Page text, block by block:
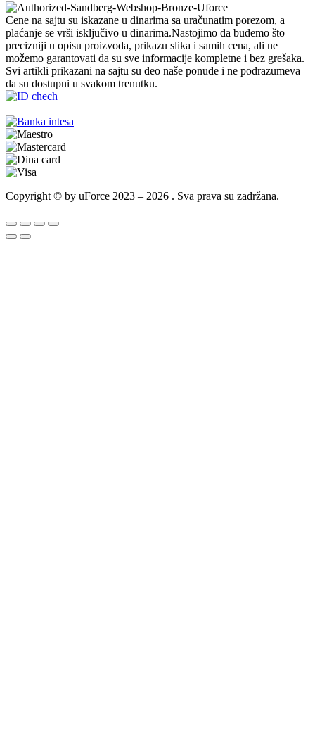
Cene na sajtu su iskazane u dinarima sa uračunatim porezom, a
plaćanje se vrši isključivo u dinarima.Nastojimo da budemo što
precizniji u opisu proizvoda, prikazu slika i samih cena, ali ne
možemo garantovati da su sve informacije kompletne i bez grešaka.
Svi artikli prikazani na sajtu su deo naše ponude i ne podrazumeva
da su dostupni u svakom trenutku.
Copyright © by uForce 2023 – 2026 . Sva prava su zadržana.